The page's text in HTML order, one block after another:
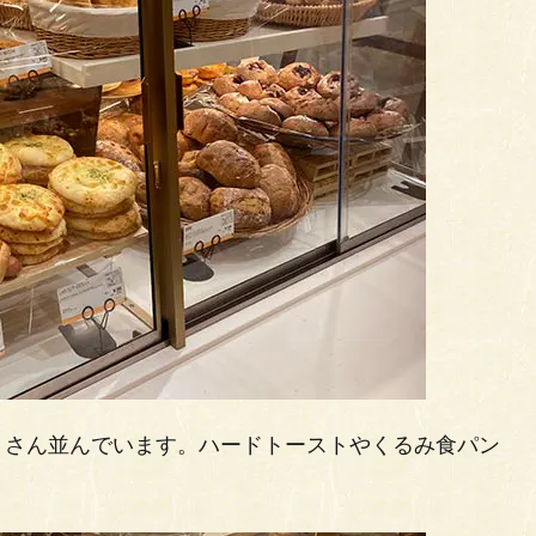
ん並んでいます。ハードトーストやくるみ食パン